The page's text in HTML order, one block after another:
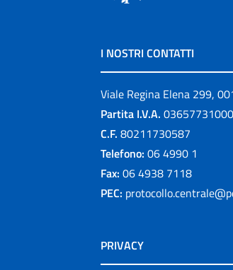
I NOSTRI CONTATTI
Viale Regina Elena 299,
Partita I.V.A. 03657731000
C.F. 80211730587
Telefono: 06 4990 1
Fax: 06 4938 7118
PEC:
PRIVACY